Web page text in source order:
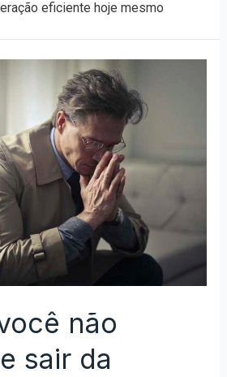
eficiente hoje mesmo
não
sair da